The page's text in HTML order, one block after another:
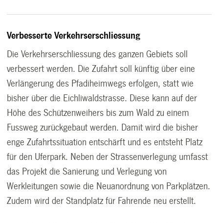
Verbesserte Verkehrserschliessung
Die Verkehrserschliessung des ganzen Gebiets soll
verbessert werden. Die Zufahrt soll künftig über eine
Verlängerung des Pfadiheimwegs erfolgen, statt wie
bisher über die Eichliwaldstrasse. Diese kann auf der
Höhe des Schützenweihers bis zum Wald zu einem
Fussweg zurückgebaut werden. Damit wird die bisher
enge Zufahrtssituation entschärft und es entsteht Platz
für den Uferpark. Neben der Strassenverlegung umfasst
das Projekt die Sanierung und Verlegung von
Werkleitungen sowie die Neuanordnung von Parkplätzen.
Zudem wird der Standplatz für Fahrende neu erstellt.